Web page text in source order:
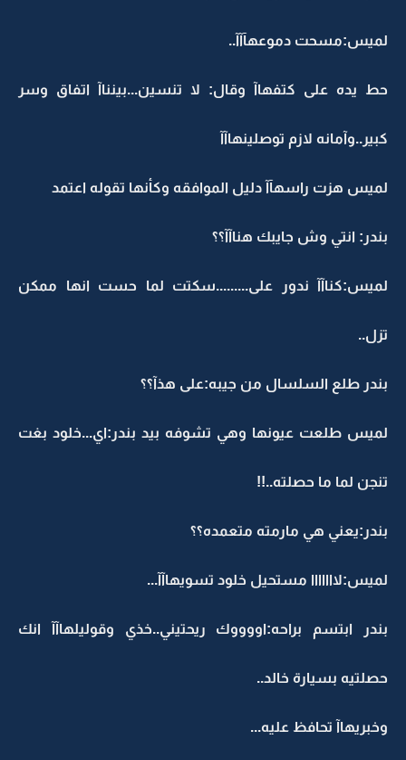
لميس:مسحت دموعهآآآ..
حط يده على كتفهاآ وقال: لا تنسين...بينناآ اتفاق وسر
كبير..وآمانه لازم توصلينهاآآ
لميس هزت راسهآآ دليل الموافقه وكأنها تقوله اعتمد
بندر: انتي وش جايبك هناآآ؟؟
لميس:كناآآ ندور على.........سكتت لما حست انها ممكن
تزل..
بندر طلع السلسال من جيبه:على هذآ؟؟
لميس طلعت عيونها وهي تشوفه بيد بندر:اي...خلود بغت
تنجن لما ما حصلته..!!
بندر:يعني هي مارمته متعمده؟؟
لميس:لااااااا مستحيل خلود تسويهاآآ...
بندر ابتسم براحه:اووووك ريحتيني..خذي وقوليلهاآآ انك
حصلتيه بسيارة خالد..
وخبريهاآ تحافظ عليه...